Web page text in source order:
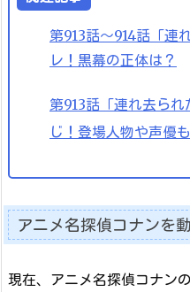
第913話～914話「連
レ！黒幕の正体は？
第913話「連れ去ら
じ！登場人物や声優も
アニメ名探偵コナンを
現在、アニメ名探偵コナン